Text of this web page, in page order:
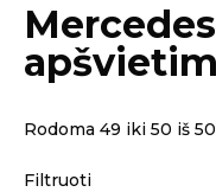
Rodoma 49 iki 50 iš
Filtruoti